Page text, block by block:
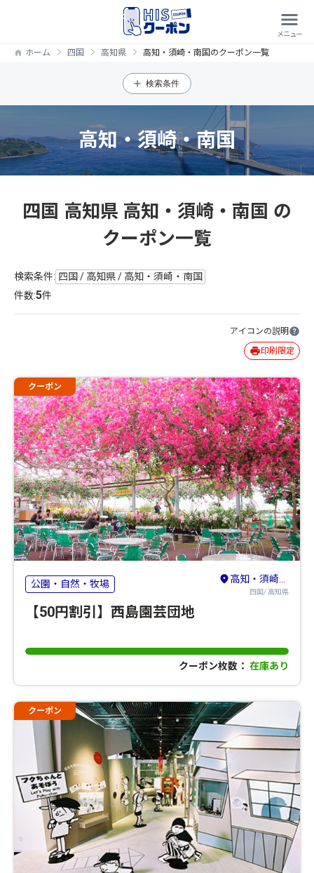
ホーム 四国 高知県 高知・須崎・南国のクーポン一覧
検索条件
高知・須崎・南国
四国 高知県 高知・須崎・南国 の
クーポン一覧
検索条件: 四国 / 高知県 / 高知・須崎・南国
件数:5件
アイコンの説明
印刷限定
クーポン
公園・自然・牧場 高知・須崎・南国
四国/ 高知県
【50円割引】西島園芸団地
クーポン枚数： 在庫あり
クーポン